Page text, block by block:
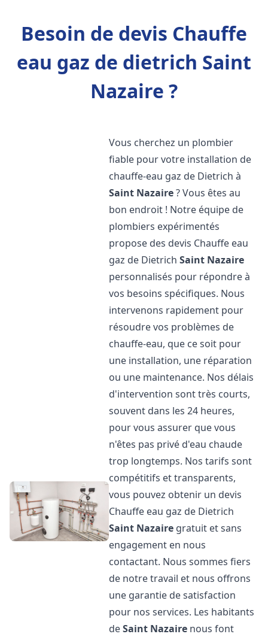
Besoin de devis Chauffe
eau gaz de dietrich Saint
Nazaire ?
Vous cherchez un plombier
fiable pour votre installation de
chauffe-eau gaz de Dietrich à
Saint Nazaire? Vous êtes au
bon endroit ! Notre équipe de
plombiers expérimentés
propose des devis Chauffe eau
gaz de DietrichSaint Nazaire
personnalisés pour répondre à
vos besoins spécifiques. Nous
intervenons rapidement pour
résoudre vos problèmes de
chauffe-eau, que ce soit pour
une installation, une réparation
ou une maintenance. Nos délais
d'intervention sont très courts,
souvent dans les 24 heures,
pour vous assurer que vous
n'êtes pas privé d'eau chaude
trop longtemps. Nos tarifs sont
compétitifs et transparents,
vous pouvez obtenir un devis
Chauffe eau gaz de Dietrich
Saint Nazaire gratuit et sans
engagement en nous
contactant. Nous sommes fiers
de notre travail et nous offrons
une garantie de satisfaction
pour nos services. Les habitants
deSaint Nazaire nous font